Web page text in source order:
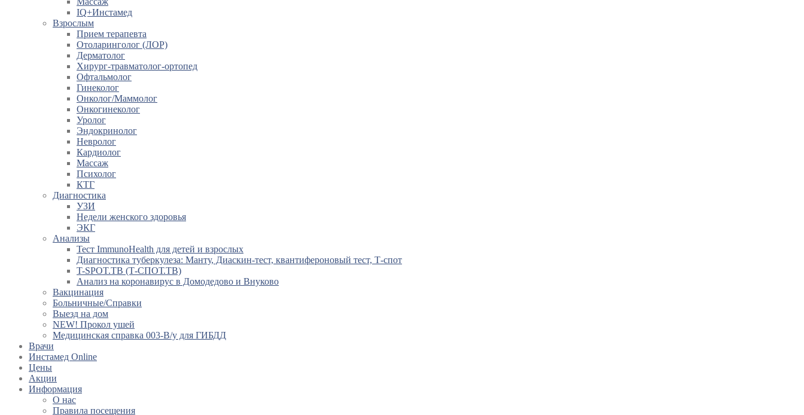
IQ+Инстамед
Взрослым
Прием терапевта
Отоларинголог (ЛОР)
Дерматолог
Хирург-травматолог-ортопед
Офтальмолог
Гинеколог
Онколог/Маммолог
Онкогинеколог
Уролог
Эндокринолог
Невролог
Кардиолог
Массаж
Психолог
КТГ
Диагностика
УЗИ
Недели женского здоровья
ЭКГ
Анализы
Тест ImmunoHealth для детей и взрослых
Диагностика туберкулеза: Манту, Диаскин-тест, квантифероновый тест, Т-спот
T-SPOT.TB (Т-СПОТ.ТВ)
Анализ на коронавирус в Домодедово и Внуково
Вакцинация
Больничные/Справки
Выезд на дом
NEW! Прокол ушей
Медицинская справка 003-В/у для ГИБДД
Врачи
Инстамед Online
Цены
Акции
Информация
О нас
Правила посещения